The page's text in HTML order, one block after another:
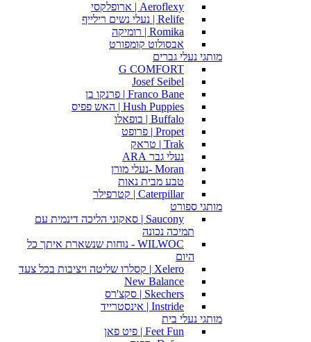
Aeroflexy | ארופלקסי
Relife | נעלי נשים רילייף
Romika | רומיקה
אבסולוט קומפורט
מותגי נעלי גברים
G COMFORT
Josef Seibel
Franco Bane | פרנקו בן
Hush Puppies | האש פפיס
Buffalo | בופאלו
Propet | פרופט
Trak | טראק
נעלי גבר ARA
Moran -נעלי מורן
טבע מבית נאות
Caterpillar | קטרפילר
מותגי ספורט
Saucony | סאקוני הליכה דינמית עם
תמיכה נכונה
WILWOC - נוחות שנשארת איתך כל
היום
Xelero | קסלרו שליטה ויציבות בכל צעד
New Balance
Skechers | סקצ'רס
Instride | אינסטרייד
מותגי נעלי בית
Feet Fun | פיט פאן